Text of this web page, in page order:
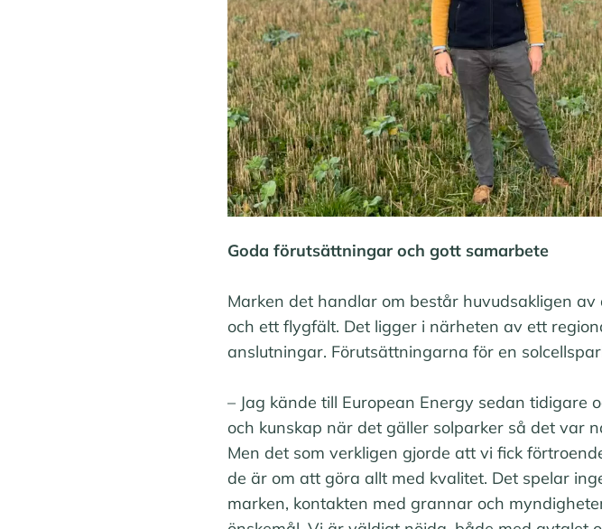
Goda förutsättningar och gott samarbete
Marken det handlar om består huvudsakligen
och ett flygfält. Det ligger i närheten av ett
anslutningar. Förutsättningarna för en
– Jag kände till European Energy sedan
och kunskap när det gäller solparker så det var
Men det som verkligen gjorde att vi fick
de är om att göra allt med kvalitet. Det spelar
marken, kontakten med grannar och